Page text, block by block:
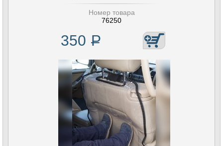
Номер товара
76250
350 Р